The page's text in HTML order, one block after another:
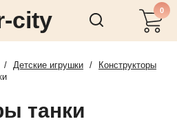
city 0
/ Детские игрушки /
Конструкторы
танки